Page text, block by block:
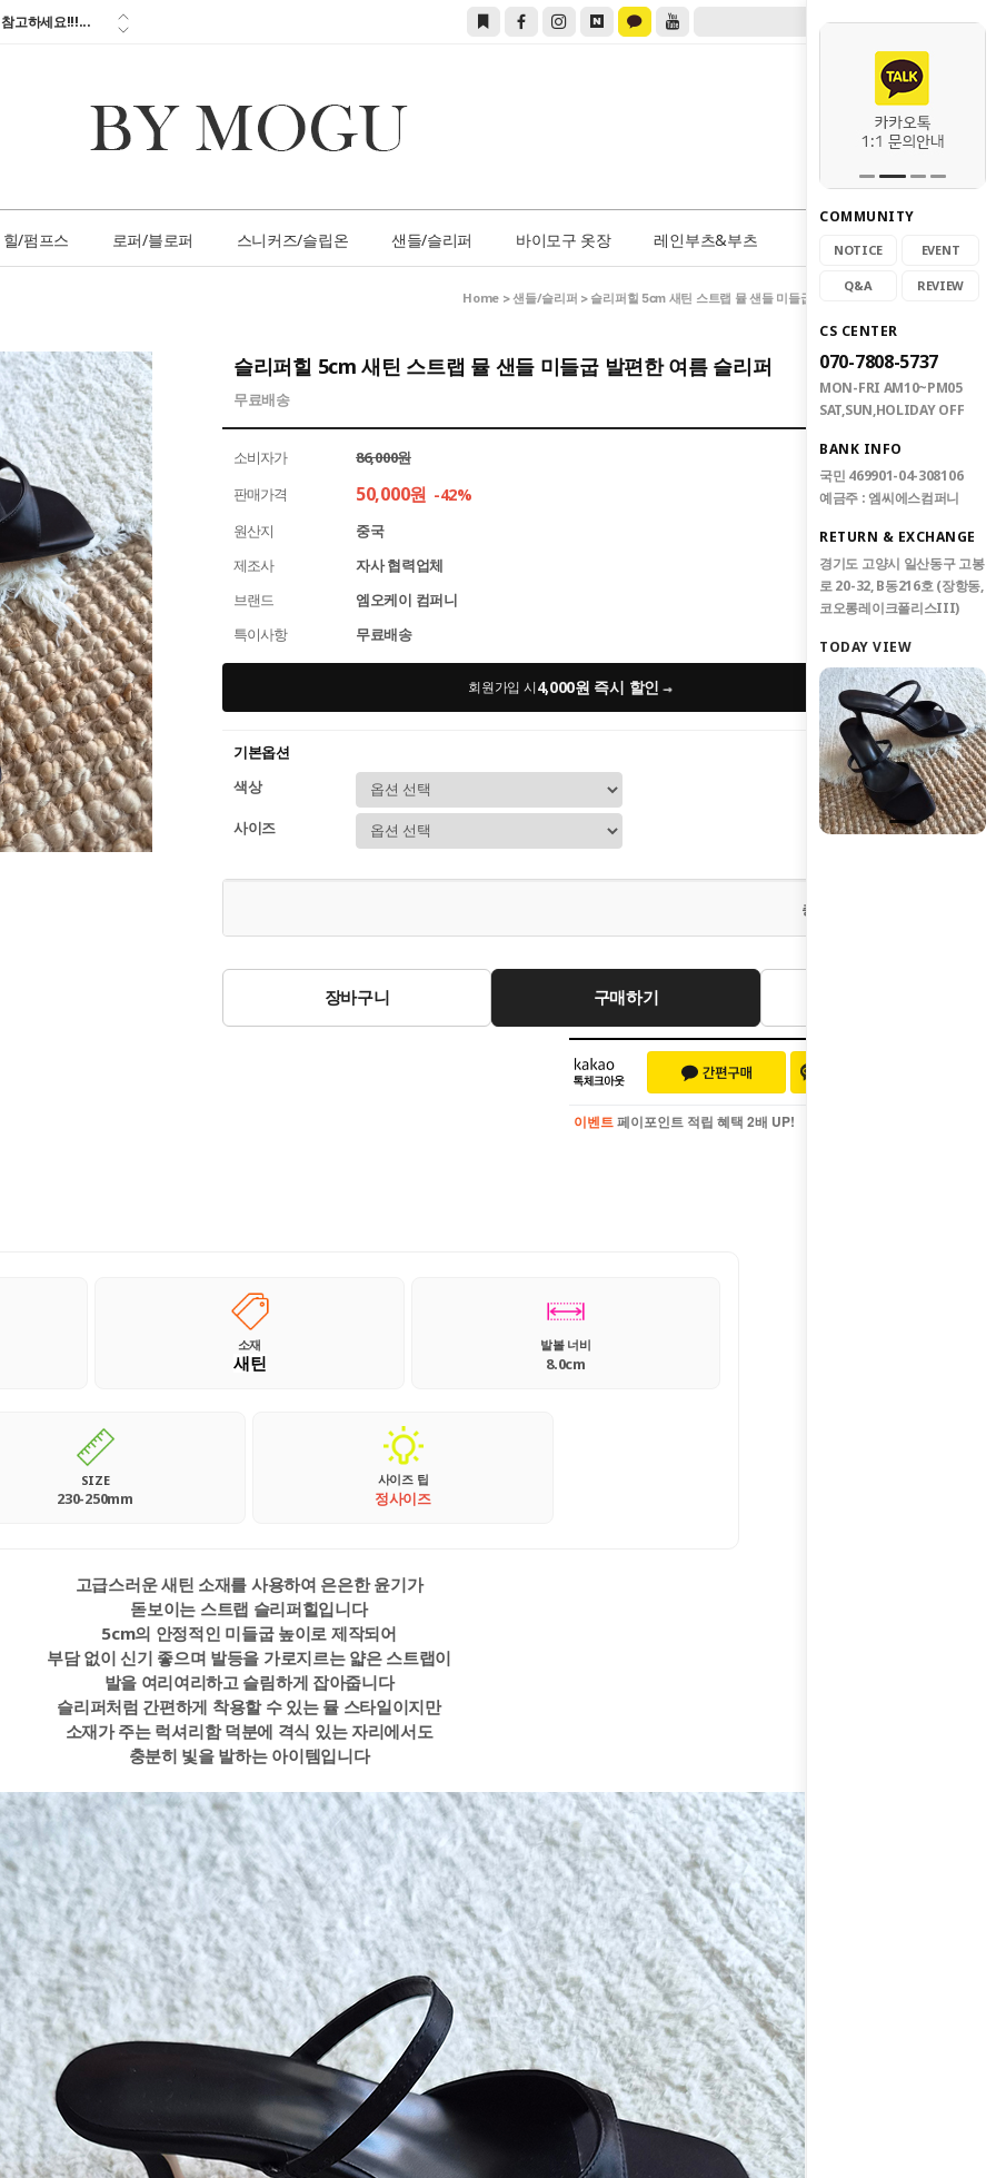
고하세요!!!...
고하세요!!!...
힐/펌프스 로퍼/블로퍼 스니커즈/슬립온 샌들/슬리퍼 바이모구 옷장 레인부츠&부츠
COMMUNITY
NOTICE EVENT
Q&A REVIEW
CS CENTER
070-7808-5737
MON-FRI AM10~PM05
SAT,SUN,HOLIDAY OFF
BANK INFO
국민 469901-04-308106
예금주 : 엠씨에스컴퍼니
RETURN & EXCHANGE
경기도 고양시 일산동구 고봉
로 20-32, B동216호 (장항동,
코오롱레이크폴리스III)
TODAY VIEW
Home >샌들/슬리퍼 > 슬리퍼힐 5cm 새틴 스트랩 뮬 샌들 미들굽 발편한 여름 슬리퍼
슬리퍼힐 5cm 새틴 스트랩 뮬 샌들 미들굽 발편한 여름 슬리퍼
무료배송
소비자가
86,000원
판매가격
50,000원 -42%
원산지
중국
제조사
자사 협력업체
브랜드
엠오케이 컴퍼니
특이사항
무료배송
회원가입 시4,000원 즉시 할인 →
기본옵션
색상
사이즈
총 상품 금액
장바구니 구매하기
이벤트 페이포인트 적립 혜택 2배 UP!
소재
새틴
발볼 너비
8.0cm
SIZE
230-250mm
사이즈 팁
정사이즈
고급스러운 새틴 소재를 사용하여 은은한 윤기가
돋보이는 스트랩 슬리퍼힐입니다
5cm의 안정적인 미들굽 높이로 제작되어
부담 없이 신기 좋으며 발등을 가로지르는 얇은 스트랩이
발을 여리여리하고 슬림하게 잡아줍니다
슬리퍼처럼 간편하게 착용할 수 있는 뮬 스타일이지만
소재가 주는 럭셔리함 덕분에 격식 있는 자리에서도
충분히 빛을 발하는 아이템입니다